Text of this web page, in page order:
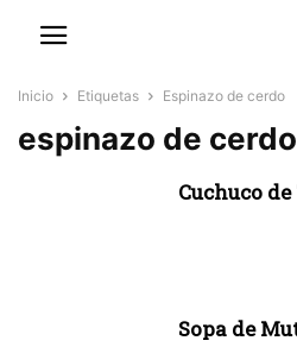
Inicio Etiquetas Espinazo de cerdo
espinazo de cerdo
Cuchuco
Sopa de